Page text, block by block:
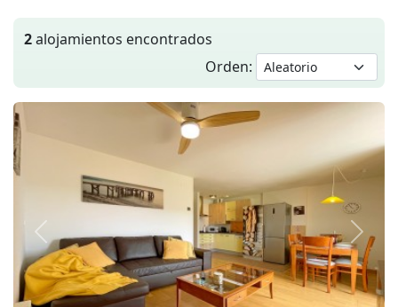
2alojamientos encontrados
Orden:
Anterior